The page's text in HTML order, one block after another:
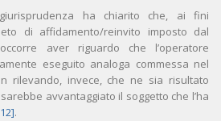
ha chiarito che, ai fini
di affidamento/reinvito imposto dal
aver riguardo che l’operatore
eseguito analoga commessa nel
rilevando, invece, che ne sia risultato
avvantaggiato il soggetto che l’ha
.